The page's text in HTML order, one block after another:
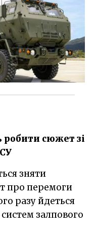
сюжет зі
про перемоги
разу йдеться
залпового